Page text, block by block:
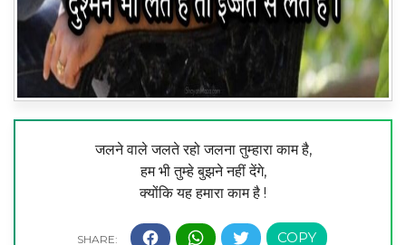
जलने वाले जलते रहो जलना तुम्हारा काम है,
हम भी तुम्हे बुझने नहीं देंगे,
क्योंकि यह हमारा काम है !